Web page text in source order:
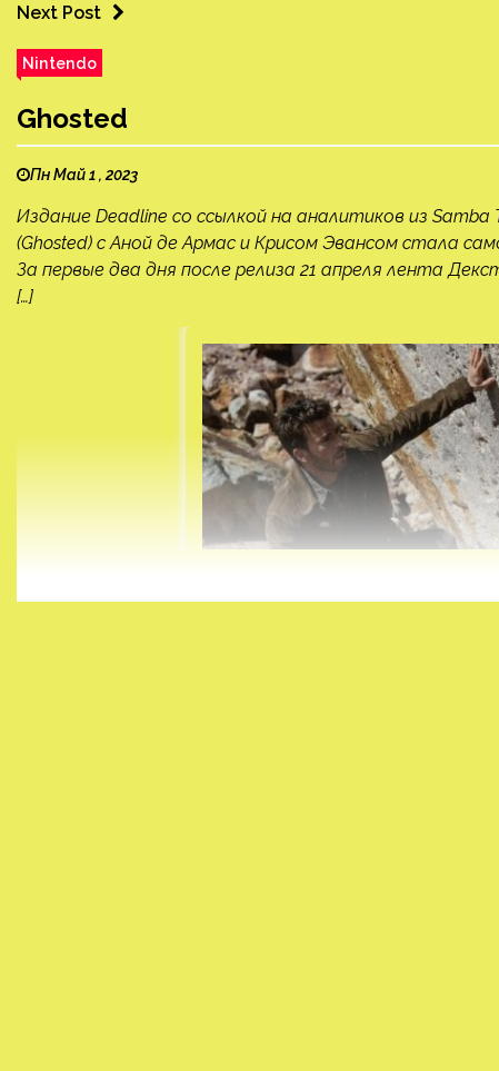
Next Post
Nintendo
Ghosted
Пн Май 1 , 2023
Издание Deadline со ссылкой на аналитиков из
(Ghosted) с Аной де Армас и Крисом Эвансом стала
За первые два дня после релиза 21 апреля лента
[…]